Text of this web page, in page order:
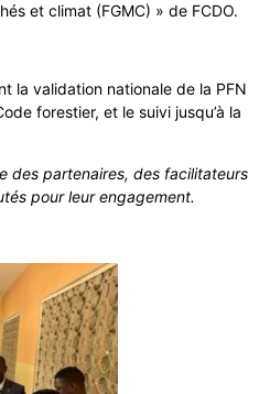
et climat (FGMC) » de FCDO.
la validation nationale de la PFN
forestier, et le suivi jusqu’à la
des partenaires, des facilitateurs
pour leur engagement.